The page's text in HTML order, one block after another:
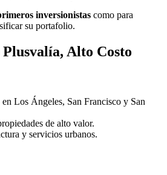
inversionistas como para
su portafolio.
Alto Costo
Los Ángeles, San Francisco y San
de alto valor.
y servicios urbanos.